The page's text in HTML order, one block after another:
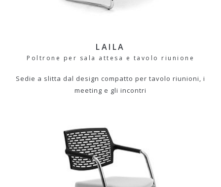
LAILA
Poltrone per sala attesa e tavolo riunione
Sedie a slitta dal design compatto per tavolo riunioni, i
meeting e gli incontri